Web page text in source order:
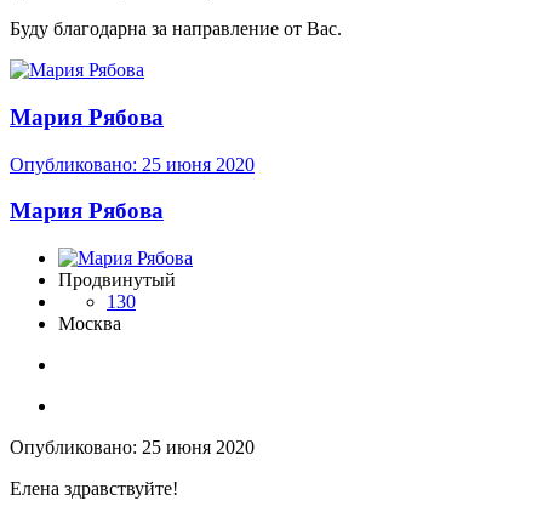
Буду благодарна за направление от Вас.
Мария Рябова
Опубликовано: 25 июня 2020
Мария Рябова
Продвинутый
130
Москва
Опубликовано: 25 июня 2020
Елена здравствуйте!